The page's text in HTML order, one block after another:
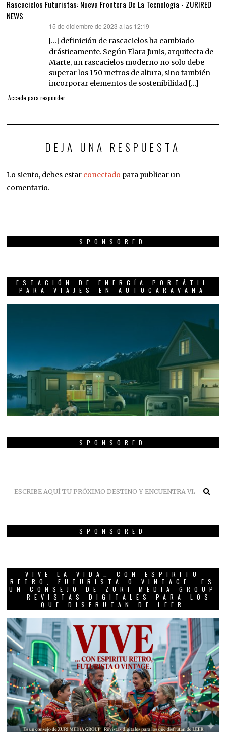
Rascacielos Futuristas: Nueva Frontera De La Tecnología - ZURIRED
NEWS
15 de diciembre de 2023 a las 12:19
[…] definición de rascacielos ha cambiado
drásticamente. Según Elara Junis, arquitecta de
Marte, un rascacielos moderno no solo debe
superar los 150 metros de altura, sino también
incorporar elementos de sostenibilidad […]
Accede para responder
DEJA UNA RESPUESTA
Lo siento, debes estar conectado para publicar un
comentario.
SPONSORED
ESTACIÓN DE ENERGÍA PORTÁTIL
PARA VIAJES EN AUTOCARAVANA
SPONSORED
SPONSORED
VIVE LA VIDA… CON ESPIRITU
RETRO, FUTURISTA O VINTAGE. ES
UN CONSEJO DE ZURI MEDIA GROUP
– REVISTAS DIGITALES PARA LOS
QUE DISFRUTAN DE LEER